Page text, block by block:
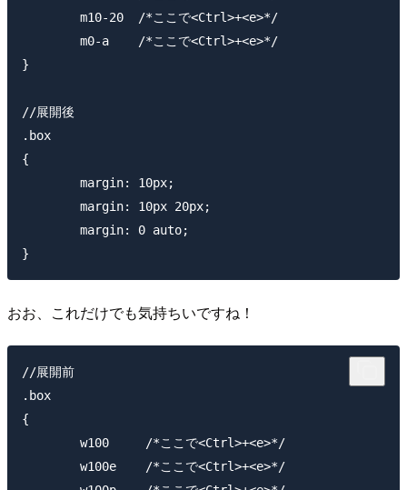
}
//展開後
.box
{
おお、これだけでも気持ちいですね！
//展開前
.box
{